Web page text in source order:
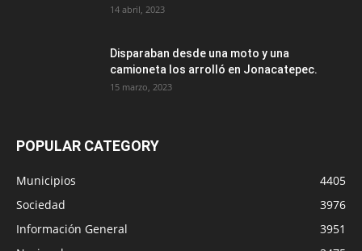
14 abril, 2023
Disparaban desde una moto y una
camioneta los arrolló en Jonacatepec.
15 marzo, 2023
POPULAR CATEGORY
Municipios
4405
Sociedad
3976
Información General
3951